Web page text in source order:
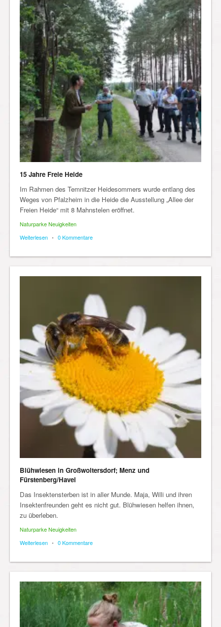
15 Jahre Freie Heide
Im Rahmen des Temnitzer Heidesommers wurde entlang des
Weges von Pfalzheim in die Heide die Ausstellung „Allee der
Freien Heide“ mit 8 Mahnstelen eröffnet.
Naturparke Neuigkeiten
Weiterlesen • 0 Kommentare
Blühwiesen in Großwoltersdorf; Menz und
Fürstenberg/Havel
Das Insektensterben ist in aller Munde. Maja, Willi und ihren
Insektenfreunden geht es nicht gut. Blühwiesen helfen ihnen,
zu überleben.
Naturparke Neuigkeiten
Weiterlesen • 0 Kommentare